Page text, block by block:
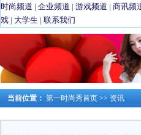
时尚频道 | 企业频道 | 游戏频道 | 商讯频
戏 | 大学生 | 联系我们
当前位置： 第一时尚秀首页 >> 资讯